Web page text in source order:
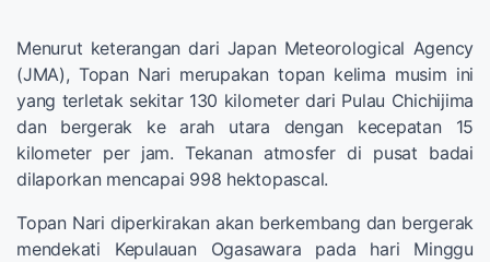
Menurut keterangan dari Japan Meteorological Agency
(JMA), Topan Nari merupakan topan kelima musim ini
yang terletak sekitar 130 kilometer dari Pulau Chichijima
dan bergerak ke arah utara dengan kecepatan 15
kilometer per jam. Tekanan atmosfer di pusat badai
dilaporkan mencapai 998 hektopascal.
Topan Nari diperkirakan akan berkembang dan bergerak
mendekati Kepulauan Ogasawara pada hari Minggu